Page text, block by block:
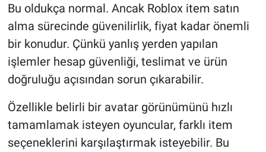
Bu oldukça normal. Ancak Roblox item satın
alma sürecinde güvenilirlik, fiyat kadar önemli
bir konudur. Çünkü yanlış yerden yapılan
işlemler hesap güvenliği, teslimat ve ürün
doğruluğu açısından sorun çıkarabilir.
Özellikle belirli bir avatar görünümünü hızlı
tamamlamak isteyen oyuncular, farklı item
seçeneklerini karşılaştırmak isteyebilir. Bu